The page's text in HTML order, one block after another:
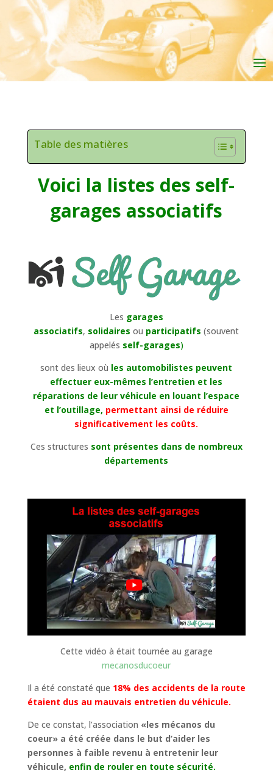
Table des matières
Voici la listes des self-
garages associatifs
Les garages
associatifs, solidaires ou participatifs (souvent
appelés self-garages)
sont des lieux où les automobilistes peuvent
effectuer eux-mêmes l’entretien et les
réparations de leur véhicule en louant l’espace
et l’outillage, permettant ainsi de réduire
significativement les coûts.
Ces structures sont présentes dans de nombreux
départements
Cette vidéo à était tournée au garage
mecanosducoeur
Il a été constaté que 18% des accidents de la route
étaient dus au mauvais entretien du véhicule.
De ce constat, l’association «les mécanos du
coeur» a été créée dans le but d’aider les
personnes à faible revenu à entretenir leur
véhicule, enfin de rouler en toute sécurité.